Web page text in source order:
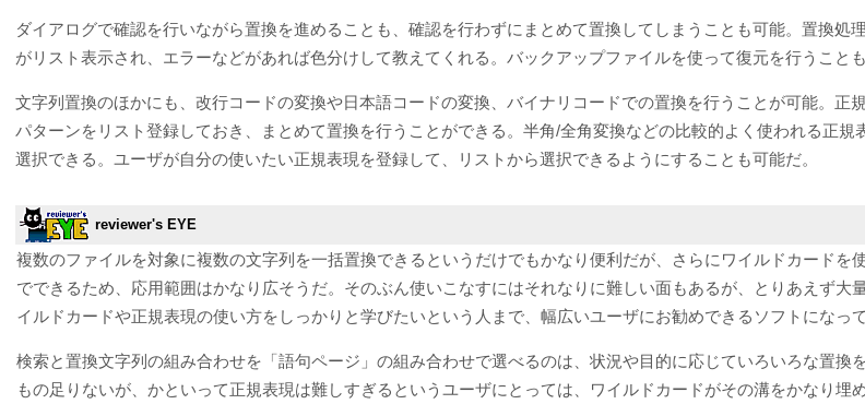
ダイアログで確認を行いながら置換を進めることも、確認を行わずにまとめて置換してしまうことも可能。置換処
がリスト表示され、エラーなどがあれば色分けして教えてくれる。バックアップファイルを使って復元を行うこと
文字列置換のほかにも、改行コードの変換や日本語コードの変換、バイナリコードでの置換を行うことが可能。正
パターンをリスト登録しておき、まとめて置換を行うことができる。半角/全角変換などの比較的よく使われる正
選択できる。ユーザが自分の使いたい正規表現を登録して、リストから選択できるようにすることも可能だ。
reviewer's EYE
複数のファイルを対象に複数の文字列を一括置換できるというだけでもかなり便利だが、さらにワイルドカードを
でできるため、応用範囲はかなり広そうだ。そのぶん使いこなすにはそれなりに難しい面もあるが、とりあえず大
イルドカードや正規表現の使い方をしっかりと学びたいという人まで、幅広いユーザにお勧めできるソフトになって
検索と置換文字列の組み合わせを「語句ページ」の組み合わせで選べるのは、状況や目的に応じていろいろな置換
もの足りないが、かといって正規表現は難しすぎるというユーザにとっては、ワイルドカードがその溝をかなり埋